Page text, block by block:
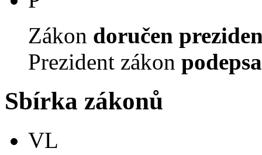
Zákon doručen
Prezident zákon
Sbírka zákonů
VL